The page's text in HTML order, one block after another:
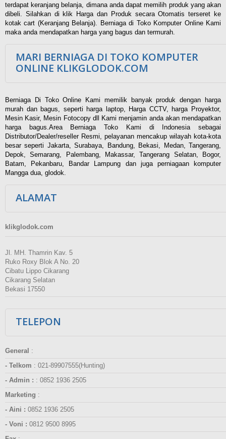
terdapat keranjang belanja, dimana anda dapat memilih produk yang akan
dibeli. Silahkan di klik Harga dan Produk secara Otomatis terseret ke
kotak cart (Keranjang Belanja). Berniaga di Toko Komputer Online Kami
maka anda mendapatkan harga yang bagus dan termurah.
MARI BERNIAGA DI TOKO KOMPUTER
ONLINE KLIKGLODOK.COM
Berniaga Di Toko Online Kami memilik banyak produk dengan harga
murah dan bagus, seperti harga laptop, Harga CCTV, harga Proyektor,
Mesin Kasir, Mesin Fotocopy dll Kami menjamin anda akan mendapatkan
harga bagus.Area Berniaga Toko Kami di Indonesia sebagai
Distributor/Dealer/reseller Resmi, pelayanan mencakup wilayah kota-kota
besar seperti Jakarta, Surabaya, Bandung, Bekasi, Medan, Tangerang,
Depok, Semarang, Palembang, Makassar, Tangerang Selatan, Bogor,
Batam, Pekanbaru, Bandar Lampung dan juga perniagaan komputer
Mangga dua, glodok.
ALAMAT
klikglodok.com
Jl. MH. Thamrin Kav. 5
Ruko Roxy Blok A No. 20
Cibatu Lippo Cikarang
Cikarang Selatan
Bekasi 17550
TELEPON
General :
- Telkom : 021-89907555(Hunting)
- Admin : : 0852 1936 2505
Marketing :
- Aini : 0852 1936 2505
- Voni : 0812 9500 8995